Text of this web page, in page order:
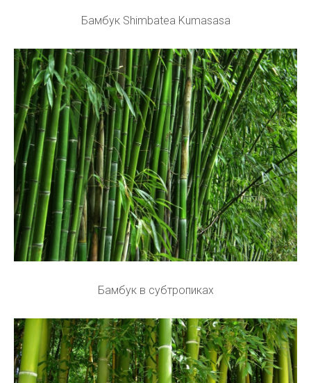
Бамбук Shimbatea Kumasasa
Бамбук в субтропиках